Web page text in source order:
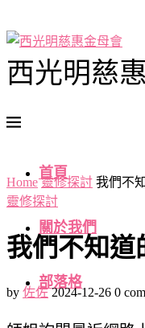
西光明慈
首頁
關於我們
部落格
Home 靈修探討 我們不
靈修探討
我們不知
by 佐佐 2024-12-26 0